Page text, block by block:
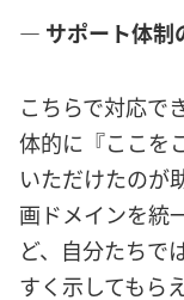
― サポート体制
こちらで対応で
体的に『ここを
いただけたのが
画ドメインを統
ど、自分たちで
すく示してもら